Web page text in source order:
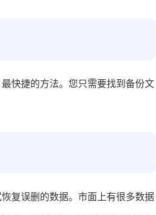
快捷的方法。您只需要找到备份文
复误删的数据。市面上有很多数据